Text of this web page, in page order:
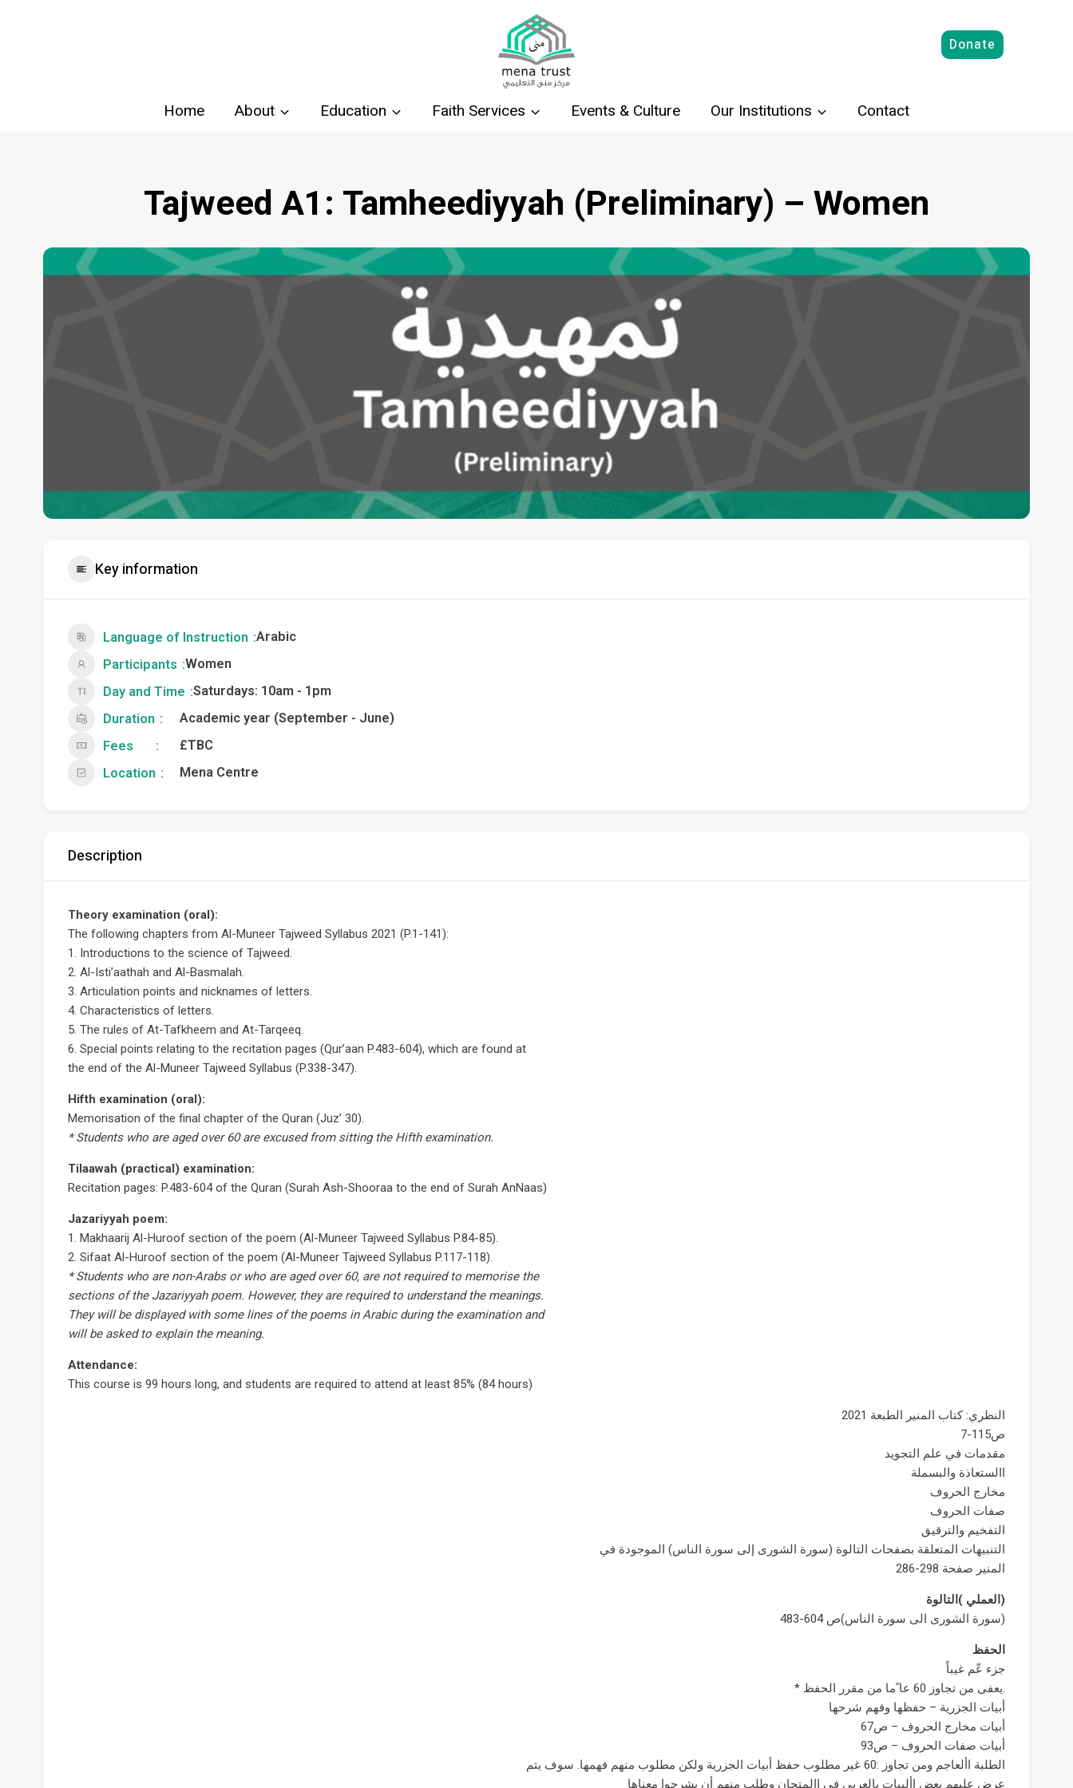
Donate
Home About Education Faith Services Events & Culture Our Institutions Contact
Tajweed A1: Tamheediyyah (Preliminary) – Women
Key information
Language of Instruction Arabic
Participants Women
Day and Time Saturdays: 10am - 1pm
Duration
Academic year (September - June)
Fees
£TBC
Location
Mena Centre
Description
Theory examination (oral):
The following chapters from Al-Muneer Tajweed Syllabus 2021 (P.1-141):
1. Introductions to the science of Tajweed.
2. Al-Isti’aathah and Al-Basmalah.
3. Articulation points and nicknames of letters.
4. Characteristics of letters.
5. The rules of At-Tafkheem and At-Tarqeeq.
6. Special points relating to the recitation pages (Qur’aan P.483-604), which are found at
the end of the Al-Muneer Tajweed Syllabus (P.338-347).
Hifth examination (oral):
Memorisation of the final chapter of the Quran (Juz’ 30).
* Students who are aged over 60 are excused from sitting the Hifth examination.
Tilaawah (practical) examination:
Recitation pages: P.483-604 of the Quran (Surah Ash-Shooraa to the end of Surah AnNaas)
Jazariyyah poem:
1. Makhaarij Al-Huroof section of the poem (Al-Muneer Tajweed Syllabus P.84-85).
2. Sifaat Al-Huroof section of the poem (Al-Muneer Tajweed Syllabus P.117-118).
* Students who are non-Arabs or who are aged over 60, are not required to memorise the
sections of the Jazariyyah poem. However, they are required to understand the meanings.
They will be displayed with some lines of the poems in Arabic during the examination and
will be asked to explain the meaning.
Attendance:
This course is 99 hours long, and students are required to attend at least 85% (84 hours)
النظري: كتاب المنير الطبعة 2021
ص115-7
مقدمات في علم التجويد
االستعاذة والبسملة
مخارج الحروف
صفات الحروف
التفخيم والترقيق
التنبيهات المتعلقة بصفحات التالوة (سورة الشورى إلى سورة الناس) الموجودة في
المنير صفحة 298-286
العملي )التالوة)
سورة الشورى الى سورة الناس)ص 604-483)
الحفظ
جزء عّم غيباً
* يعفى من تجاوز 60 عا ًما من مقرر الحفظ.
أبيات الجزرية – حفظها وفهم شرحها
أبيات مخارج الحروف – ص67
أبيات صفات الحروف – ص93
الطلبة األعاجم ومن تجاوز :60 غير مطلوب حفظ أبيات الجزرية ولكن مطلوب منهم فهمها. سوف يتم
عرض عليهم بعض األبيات بالعربي في االمتحان وطلب منهم أن يشرحوا معناها